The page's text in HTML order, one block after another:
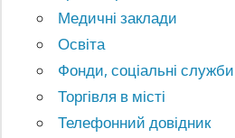
Медичні заклади
Освіта
Фонди, соціальні служби
Торгівля в місті
Телефонний довідник